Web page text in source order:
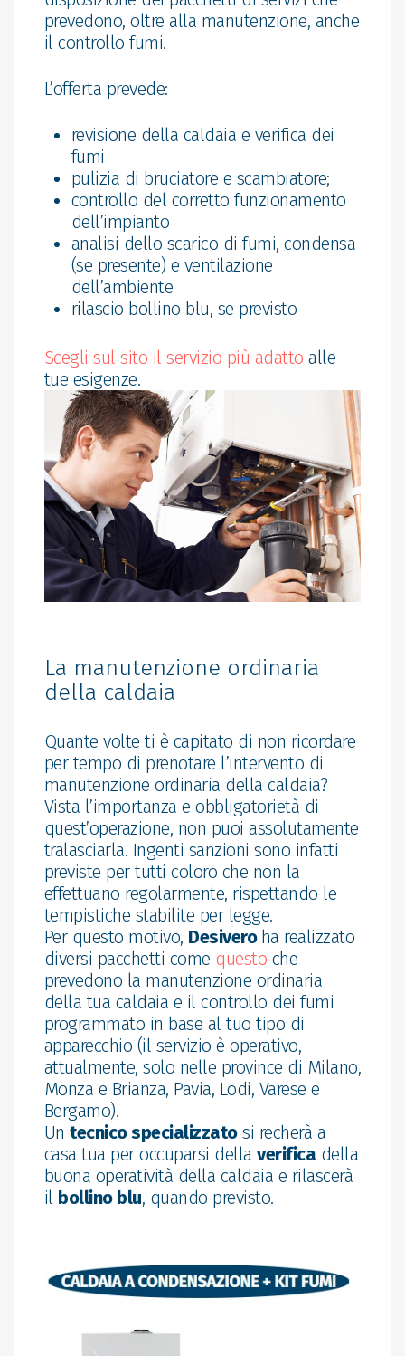
prevedono, oltre alla manutenzione, anche
il controllo fumi.
L’offerta prevede:
revisione della caldaia e verifica dei
fumi
pulizia di bruciatore e scambiatore;
controllo del corretto funzionamento
dell’impianto
analisi dello scarico di fumi, condensa
(se presente) e ventilazione
dell’ambiente
rilascio bollino blu, se previsto
Scegli sul sito il servizio più adatto alle
tue esigenze.
La manutenzione ordinaria
della caldaia
Quante volte ti è capitato di non ricordare
per tempo di prenotare l’intervento di
manutenzione ordinaria della caldaia?
Vista l’importanza e obbligatorietà di
quest’operazione, non puoi assolutamente
tralasciarla. Ingenti sanzioni sono infatti
previste per tutti coloro che non la
effettuano regolarmente, rispettando le
tempistiche stabilite per legge.
Per questo motivo, Desivero ha realizzato
diversi pacchetti come questo che
prevedono la manutenzione ordinaria
della tua caldaia e il controllo dei fumi
programmato in base al tuo tipo di
apparecchio (il servizio è operativo,
attualmente, solo nelle province di Milano,
Monza e Brianza, Pavia, Lodi, Varese e
Bergamo).
Untecnico specializzatosi recherà a
casa tua per occuparsi dellaverifica della
buona operatività della caldaia e rilascerà
il bollino blu, quando previsto.